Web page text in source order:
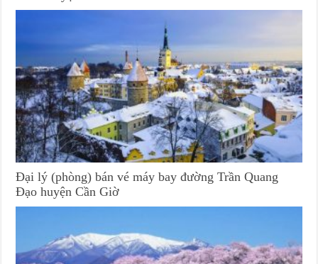
Đại lý (phòng) bán vé máy bay đường Trần Quang
Đạo huyện Cần Giờ